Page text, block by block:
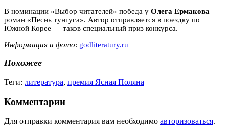
В номинации «Выбор читателей» победа у Олега Ермакова —
роман «Песнь тунгуса». Автор отправляется в поездку по
Южной Корее — таков специальный приз конкурса.
Информация и фото: godliteratury.ru
Похожее
Теги: литература, премия Ясная Поляна
Комментарии
Для отправки комментария вам необходимо авторизоваться.